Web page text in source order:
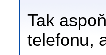
Tak
telefonu,